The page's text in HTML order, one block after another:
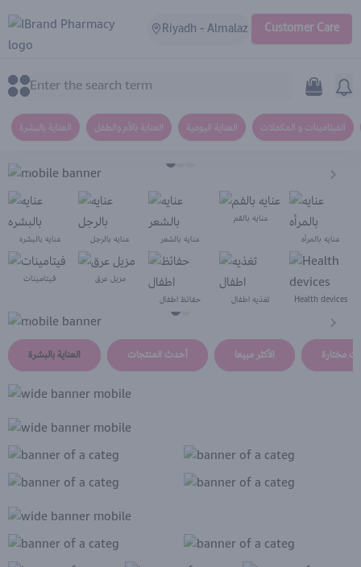
IBrand PharmacyRiyadh - Almalaz Customer Care
العناية بالبشرة العناية بالأم والطفل العناية اليومية الفيتامينات و المكملات
عنايه بالبشره عنايه بالرجل عنايه بالشعر
عنايه بالفم
عنايه بالمرأه
فيتامينات
مزيل عرق
حفائظ اطفال
تغذيه اطفال Health devices
العناية بالبشرة أحدث المنتجات الأكثر مبيعا مختارة